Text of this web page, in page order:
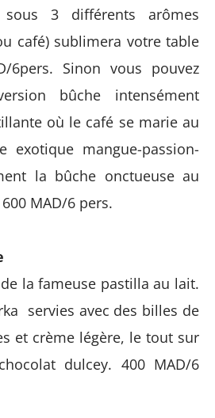
sous 3 différents arômes
café) sublimera votre table
6pers. Sinon vous pouvez
bûche intensément
où le café se marie au
exotique mangue-passion-
la bûche onctueuse au
MAD/6 pers.
la fameuse pastilla au lait.
servies avec des billes de
et crème légère, le tout sur
dulcey. 400 MAD/6